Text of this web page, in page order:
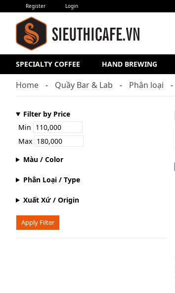
Register Login
SPECIALTY COFFEE HAND BREWING
Home Quầy Bar & Lab Phân loại
Filter by Price
Min
Max
Màu / Color
Phân Loại / Type
Xuất Xứ / Origin
Apply Filter